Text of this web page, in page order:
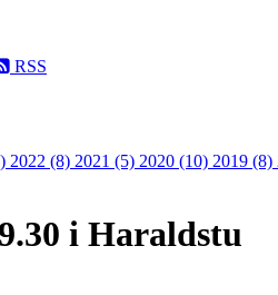
RSS
2022 (8) 2021 (5) 2020 (10) 2019 (8)
i Haraldstu